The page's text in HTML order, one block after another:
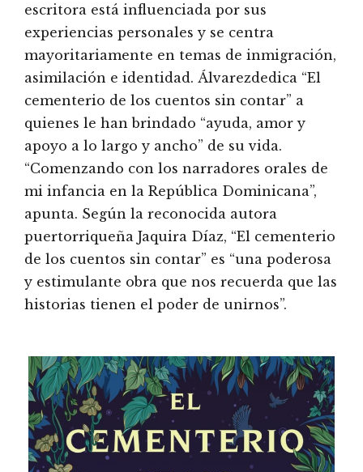
escritora está influenciada por sus
experiencias personales y se centra
mayoritariamente en temas de inmigración,
asimilación e identidad. Álvarezdedica “El
cementerio de los cuentos sin contar” a
quienes le han brindado “ayuda, amor y
apoyo a lo largo y ancho” de su vida.
“Comenzando con los narradores orales de
mi infancia en la República Dominicana”,
apunta. Según la reconocida autora
puertorriqueña Jaquira Díaz, “El cementerio
de los cuentos sin contar” es “una poderosa
y estimulante obra que nos recuerda que las
historias tienen el poder de unirnos”.